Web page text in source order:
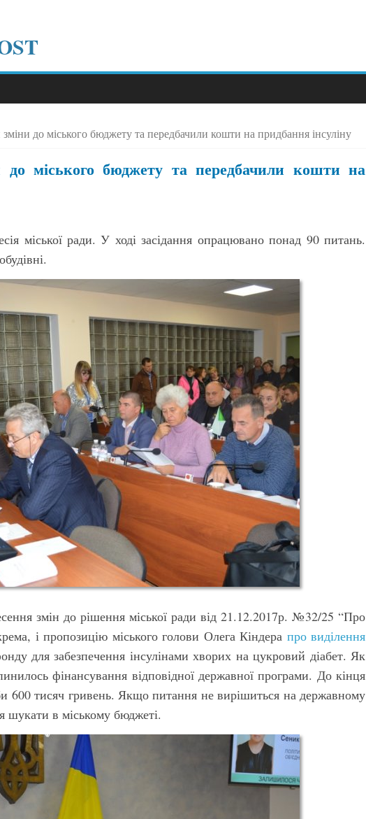
до міського бюджету та передбачили кошти на придбання інсуліну
до міського бюджету та передбачили кошти на
міської ради. У ході засідання опрацювано понад 90 питань.
змін до рішення міської ради від 21.12.2017р. №32/25 “Про
і пропозицію міського голови Олега Кіндера про виділення
для забезпечення інсулінами хворих на цукровий діабет. Як
фінансування відповідної державної програми. До кінця
600 тисяч гривень. Якщо питання не вирішиться на державному
шукати в міському бюджеті.